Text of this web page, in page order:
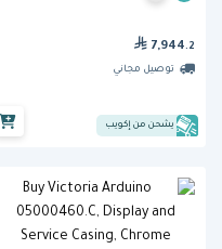
7,944 .2
توصيل مجاني
يشحن من إكويب